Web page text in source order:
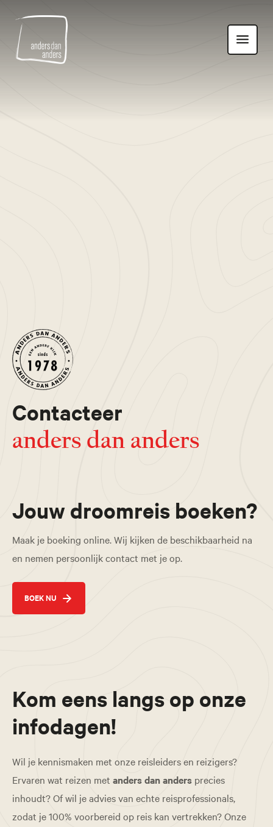
Anders
dan
Anders
Toon
navigatie
Contacteer
anders dan anders
Jouw droomreis boeken?
Maak je boeking online. Wij kijken de beschikbaarheid na
en nemen persoonlijk contact met je op.
BOEK NU
Kom eens langs op onze
infodagen!
Wil je kennismaken met onze reisleiders en reizigers?
Ervaren wat reizen met anders dan anders precies
inhoudt? Of wil je advies van echte reisprofessionals,
zodat je 100% voorbereid op reis kan vertrekken? Onze